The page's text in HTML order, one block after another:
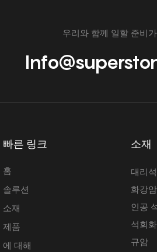
우리와 함께 일할 준비
빠른 링크
홈
솔루션
소재
제품
에 대해
소재
대리석
화강암
인공
석회화
규암